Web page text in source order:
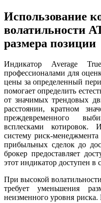
Использование
волатильности
размера позиции
Индикатор Average
профессионалами для
цены за определенный
помогает определить
от значимых трендовых
расстоянии, кратном
преждевременного
всплесками котировок.
систему риск-
прибыльных сделок до
брокер предоставляет
этот индикатор доступен в
При высокой
требует уменьшения
неизменного уровня